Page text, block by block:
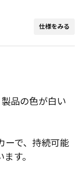
仕様をみる
品の色が白い
ーで、持続可能
す。